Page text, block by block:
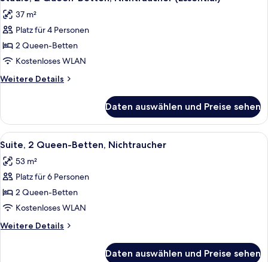
Fotos
für
Studio,
2 Queen-
Betten,
Nichtraucher
(Essential)
37 m²
Platz für 4 Personen
2 Queen-Betten
Kostenloses WLAN
Weitere Details
Weitere
2 Queen-
Betten,
Nichtraucher
Daten auswählen und Preise sehen
Alle
Fotos
für
Suite,
2 Queen-
Betten,
Nichtraucher
anzeigen
Ein Hotelzimmer mit einer Couch,
8
Suite, 2 Queen-Betten, Nichtraucher
53 m²
Platz für 6 Personen
2 Queen-Betten
Kostenloses WLAN
Weitere Details
Weitere
Daten auswählen und Preise sehen